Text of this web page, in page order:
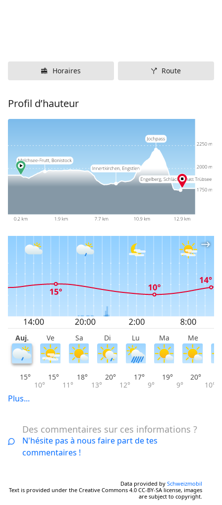
Horaires Route
Profil d’hauteur
Auj. Ve Sa Di Lu Ma Me
15°
10°
15°
11°
18°
13°
20°
12°
17°
9°
19°
9°
20°
10°
Plus...
Des commentaires sur ces informations ?
N'hésite pas à nous faire part de tes
commentaires !
Data provided by Schweizmobil
Text is provided under the Creative Commons 4.0 CC-BY-SA license, images
are subject to copyright.